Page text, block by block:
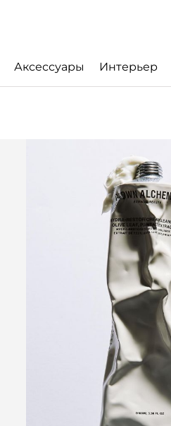
Аксессуары Интерьер